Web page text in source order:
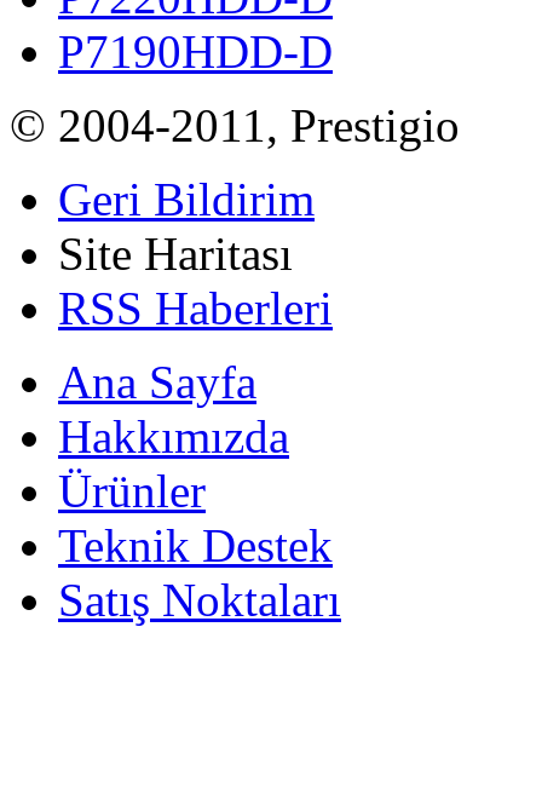
P7190HDD-D
© 2004-2011, Prestigio
Geri Bildirim
Site Haritası
RSS Haberleri
Ana Sayfa
Hakkımızda
Ürünler
Teknik Destek
Satış Noktaları